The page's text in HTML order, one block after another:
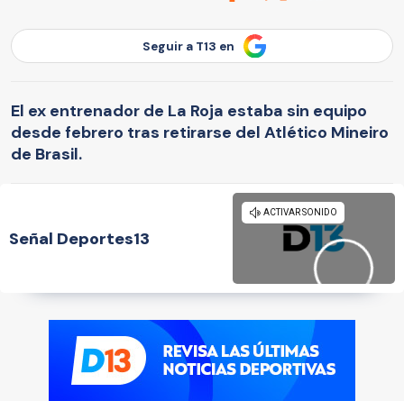
Seguir a T13 en
El ex entrenador de La Roja estaba sin equipo
desde febrero tras retirarse del Atlético Mineiro
de Brasil.
Señal Deportes13